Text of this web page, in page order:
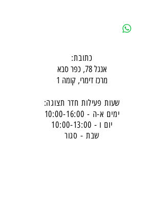
כתובת:
אנגל 78, כפר סבא
מרכז דימרי, קומה 1
שעות פעילות חדר תצוגה:
ימים א-ה - 10:00-16: 00
יום ו - 10:00-13:00
שבת - סגור